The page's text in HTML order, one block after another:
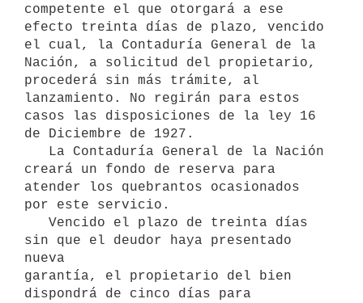
competente el que otorgará a ese
efecto treinta días de plazo, vencido
el cual, la Contaduría General de la
Nación, a solicitud del propietario,
procederá sin más trámite, al
lanzamiento. No regirán para estos
casos las disposiciones de la ley 16
de Diciembre de 1927.
creará un fondo de reserva para
atender los quebrantos ocasionados
por este servicio.
sin que el deudor haya presentado
nueva
garantía, el propietario del bien
dispondrá de cinco días para